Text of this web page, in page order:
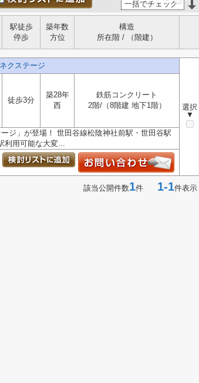
一括でチェック
駅徒歩
停歩
築年数
方位
構造
所在階 / （階建）
クステージ
選択
▼
徒歩3分
築28年
西
鉄筋コンクリート
2階/（8階建 地下1階）
ジ」が登場！ 世田谷線松陰神社前駅・世田谷駅
利用可能な大変...
該当公開件数1件 1-1件表示